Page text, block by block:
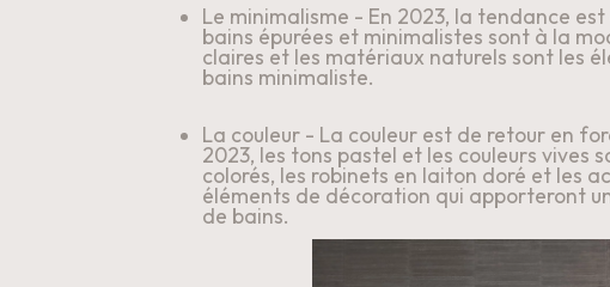
Le minimalisme - En 2023, la tendance
bains épurées et minimalistes sont à la
claires et les matériaux naturels sont les
bains minimaliste.
La couleur - La couleur est de retour en
2023, les tons pastel et les couleurs vives
colorés, les robinets en laiton doré et les
éléments de décoration qui apporteront
de bains.